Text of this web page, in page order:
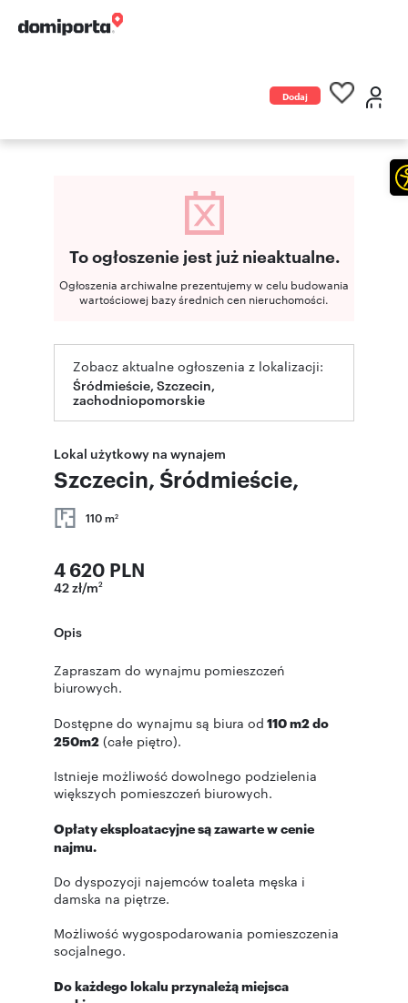
Dodaj
To ogłoszenie jest już nieaktualne.
Ogłoszenia archiwalne prezentujemy w celu budowania
wartościowej bazy średnich cen nieruchomości.
Zobacz aktualne ogłoszenia z lokalizacji:
Śródmieście, Szczecin,
zachodniopomorskie
Lokal użytkowy na wynajem
Szczecin, Śródmieście,
110 m2
4 620 PLN
42 zł/m2
Opis
Zapraszam do wynajmu pomieszczeń
biurowych.
Dostępne do wynajmu są biura od 110 m2 do
250m2 (całe piętro).
Istnieje możliwość dowolnego podzielenia
większych pomieszczeń biurowych.
Opłaty eksploatacyjne są zawarte w cenie
najmu.
Do dyspozycji najemców toaleta męska i
damska na piętrze.
Możliwość wygospodarowania pomieszczenia
socjalnego.
Do każdego lokalu przynależą miejsca